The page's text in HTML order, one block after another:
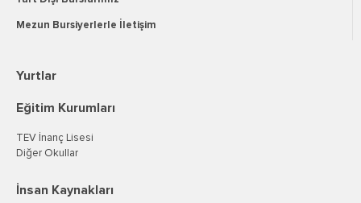
Mezun Bursiyerlerle İletişim
Yurtlar
Eğitim Kurumları
TEV İnanç Lisesi
Diğer Okullar
İnsan Kaynakları